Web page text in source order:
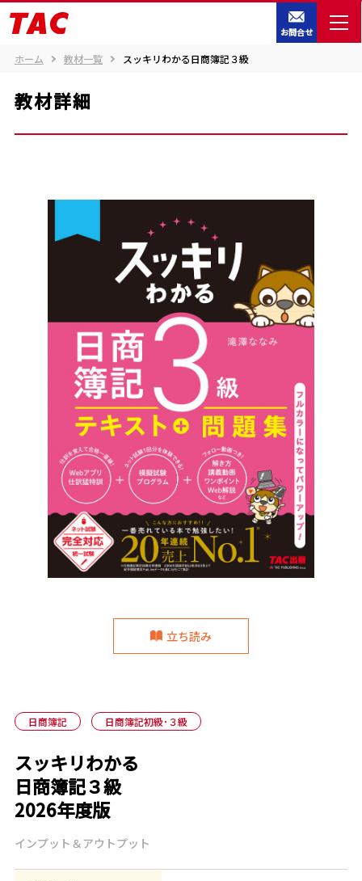
お問合せ
ホーム 教材一覧 スッキリわかる日商簿記３級
教材詳細
立ち読み
日商簿記 日商簿記初級･３級
スッキリわかる
日商簿記３級
2026年度版
インプット＆アウトプット